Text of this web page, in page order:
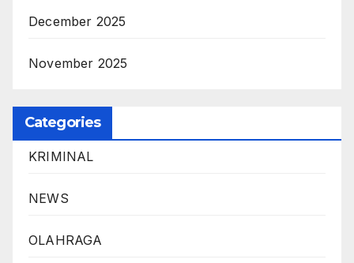
December 2025
November 2025
Categories
KRIMINAL
NEWS
OLAHRAGA